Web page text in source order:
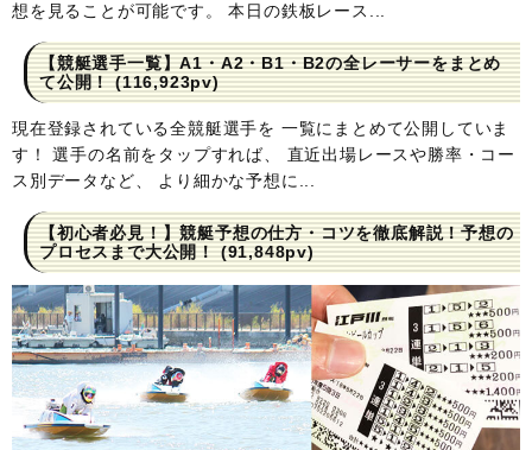
想を見ることが可能です。 本日の鉄板レース...
【競艇選手一覧】A1・A2・B1・B2の全レーサーをまとめ
て公開！(116,923pv)
現在登録されている全競艇選手を 一覧にまとめて公開していま
す！ 選手の名前をタップすれば、 直近出場レースや勝率・コー
ス別データなど、 より細かな予想に...
【初心者必見！】競艇予想の仕方・コツを徹底解説！予想の
プロセスまで大公開！(91,848pv)